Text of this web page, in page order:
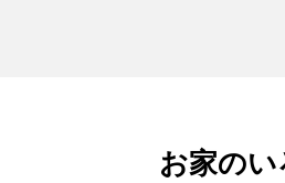
お家のい